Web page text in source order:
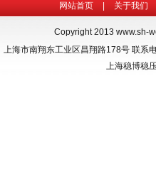
网站首页 关于我们
Copyright 2013 www.sh-
上海市南翔东工业区昌翔路178号 联
上海稳博稳